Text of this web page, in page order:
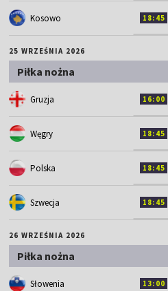
Kosowo 18:45
25 WRZEŚNIA 2026
Piłka nożna
Gruzja 16:00
Węgry 18:45
Polska 18:45
Szwecja 18:45
26 WRZEŚNIA 2026
Piłka nożna
Słowenia 13:00